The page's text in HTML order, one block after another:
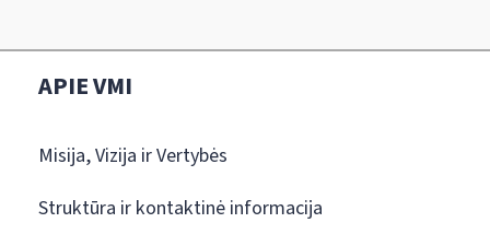
APIE VMI
Misija, Vizija ir Vertybės
Struktūra ir kontaktinė informacija